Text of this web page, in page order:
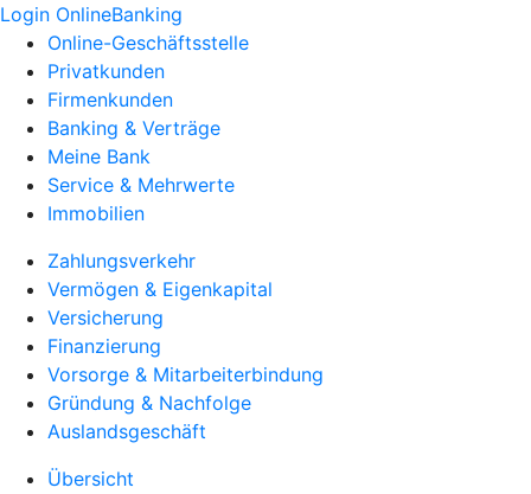
Login OnlineBanking
Online-Geschäftsstelle
Privatkunden
Firmenkunden
Banking & Verträge
Meine Bank
Service & Mehrwerte
Immobilien
Zahlungsverkehr
Vermögen & Eigenkapital
Versicherung
Finanzierung
Vorsorge & Mitarbeiterbindung
Gründung & Nachfolge
Auslandsgeschäft
Übersicht